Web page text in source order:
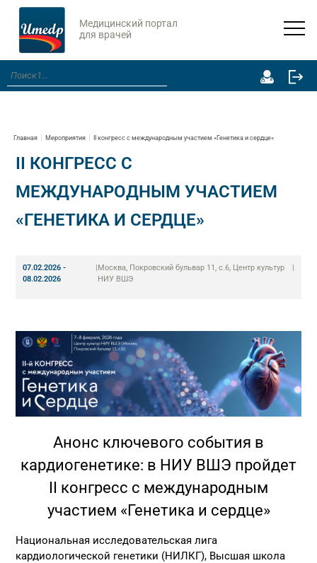
Медицинский портал
для врачей
Главная Мероприятия II конгресс с международным участием «Генетика и сердце»
II КОНГРЕСС С
МЕЖДУНАРОДНЫМ УЧАСТИЕМ
«ГЕНЕТИКА И СЕРДЦЕ»
07.02.2026 -
08.02.2026
|Москва, Покровский бульвар 11, с.6, Центр культур
НИУ ВШЭ
|
Анонс ключевого события в
кардиогенетике: в НИУ ВШЭ пройдет
II конгресс с международным
участием «Генетика и сердце»
Национальная исследовательская лига
кардиологической генетики (НИЛКГ), Высшая школа